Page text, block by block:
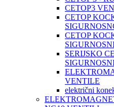
CETOP3
CETOP
CETOP
SERIJSKO
VENTILE
električni